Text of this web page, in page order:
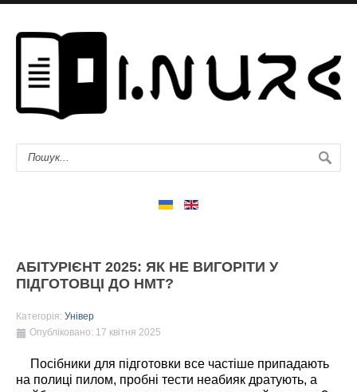
АБІТУРІЄНТ 2025: ЯК НЕ ВИГОРІТИ У
ПІДГОТОВЦІ ДО НМТ?
Категорія: Універ
Опубліковано: 17 квітня 2025
Посібники для підготовки все частіше припадають
на полиці пилом, пробні тести неабияк дратують, а